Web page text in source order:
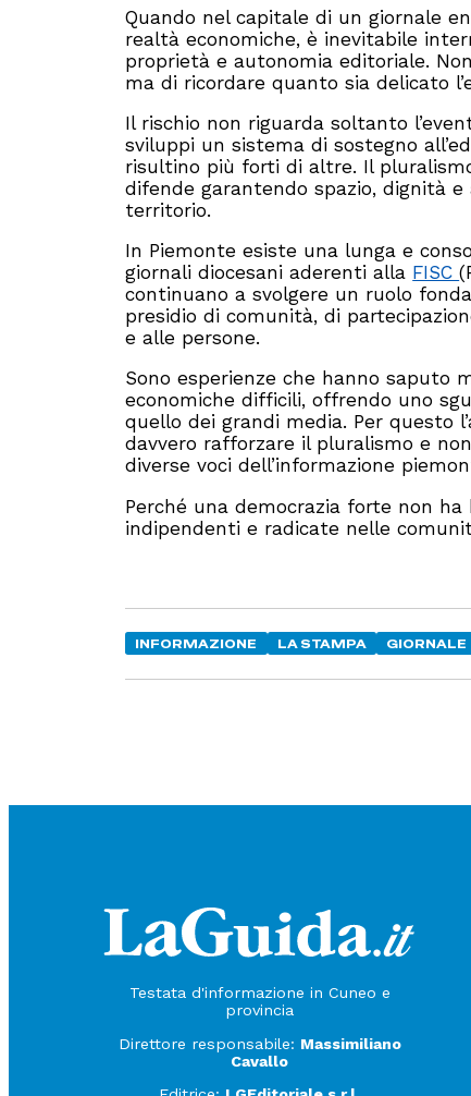
Quando nel capitale di un giornale
realtà economiche, è inevitabile
proprietà e autonomia editoriale.
ma di ricordare quanto sia delicato
Il rischio non riguarda soltanto
sviluppi un sistema di sostegno
risultino più forti di altre. Il
difende garantendo spazio, dignità
territorio.
In Piemonte esiste una lunga e
giornali diocesani aderenti alla FISC
continuano a svolgere un ruolo
presidio di comunità, di
e alle persone.
Sono esperienze che hanno saputo
economiche difficili, offrendo uno
quello dei grandi media. Per questo
davvero rafforzare il pluralismo e
diverse voci dell’informazione
Perché una democrazia forte non
indipendenti e radicate nelle
INFORMAZIONE LA STAMPA GIORNALE
Testata d'informazione in Cuneo e
provincia
Direttore responsabile: Massimiliano
Cavallo